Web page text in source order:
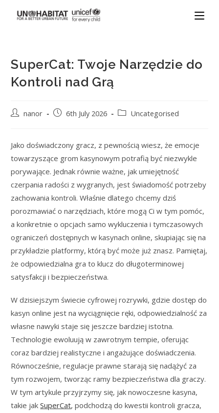
SuperCat: Twoje Narzędzie do
Kontroli nad Grą
nanor 6th July 2026 Uncategorised
Jako doświadczony gracz, z pewnością wiesz, że emocje
towarzyszące grom kasynowym potrafią być niezwykle
porywające. Jednak równie ważne, jak umiejętność
czerpania radości z wygranych, jest świadomość potrzeby
zachowania kontroli. Właśnie dlatego chcemy dziś
porozmawiać o narzędziach, które mogą Ci w tym pomóc,
a konkretnie o opcjach samo wykluczenia i tymczasowych
ograniczeń dostępnych w kasynach online, skupiając się na
przykładzie platformy, którą być może już znasz. Pamiętaj,
że odpowiedzialna gra to klucz do długoterminowej
satysfakcji i bezpieczeństwa.
W dzisiejszym świecie cyfrowej rozrywki, gdzie dostęp do
kasyn online jest na wyciągnięcie ręki, odpowiedzialność za
własne nawyki staje się jeszcze bardziej istotna.
Technologie ewoluują w zawrotnym tempie, oferując
coraz bardziej realistyczne i angażujące doświadczenia.
Równocześnie, regulacje prawne starają się nadążyć za
tym rozwojem, tworząc ramy bezpieczeństwa dla graczy.
W tym artykule przyjrzymy się, jak nowoczesne kasyna,
takie jakSuperCat, podchodzą do kwestii kontroli gracza,